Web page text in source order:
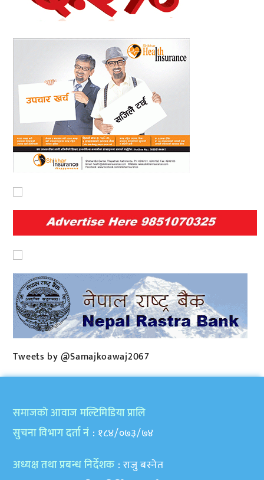
Tweets by @Samajkoawaj2067
समाजकाे आवाज मल्टिमिडिया प्रालि
सुचना विभाग दर्ता नं : १८४/०७३/७४
अध्यक्ष तथा प्रबन्ध निर्देशक : राजु बस्नेत